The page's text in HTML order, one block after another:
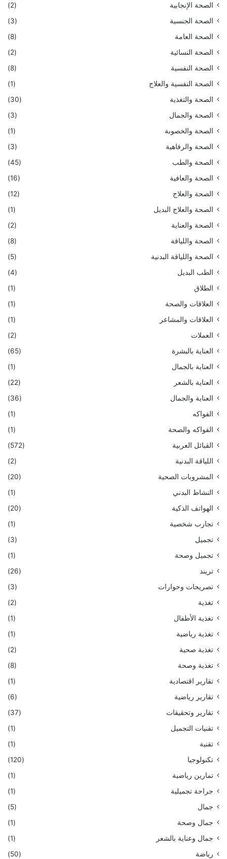
الصحة الإنجابية
(2)
الصحة الجنسية
(3)
الصحة العامة
(8)
الصحة النسائية
(2)
الصحة النفسية
(8)
الصحة النفسية والعلاج
(1)
الصحة والتغذية
(30)
الصحة والجمال
(3)
الصحة والخصوبة
(1)
الصحة والرفاهية
(3)
الصحة والطب
(45)
الصحة والعافية
(16)
الصحة والعلاج
(12)
الصحة والعلاج البديل
(1)
الصحة والعناية
(2)
الصحة واللياقة
(8)
الصحة واللياقة البدنية
(5)
الطب البديل
(4)
الطلاق
(1)
العلاقات والصحة
(1)
العلاقات والمشاعر
(1)
العملات
(2)
العناية بالبشرة
(65)
العناية بالجمال
(1)
العناية بالشعر
(22)
العناية والجمال
(36)
الفواكه
(1)
الفواكه والصحة
(1)
القبائل العربية
(572)
اللياقة البدنية
(2)
المشروبات الصحية
(20)
النشاط البدني
(1)
الهواتف الذكية
(20)
تجارب شخصية
(1)
تجميل
(3)
تجميل وصحة
(1)
تريند
(26)
تصريحات وحوارات
(3)
تغذية
(2)
تغذية الأطفال
(1)
تغذية رياضية
(1)
تغذية صحية
(2)
تغذية وصحة
(8)
تقارير اقتصادية
(1)
تقارير رياضية
(6)
تقارير وتحقيقات
(37)
تقنيات التجميل
(1)
تقنية
(1)
تكنولوجيا
(120)
تمارين رياضية
(1)
جراحة تجميلية
(1)
جمال
(5)
جمال وصحة
(1)
جمال وعناية بالشعر
(1)
رياضة
(50)